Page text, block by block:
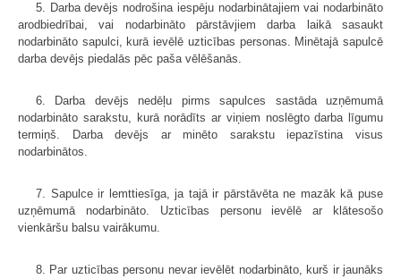
5. Darba devējs nodrošina iespēju nodarbinātajiem vai nodarbināto
arodbiedrībai, vai nodarbināto pārstāvjiem darba laikā sasaukt
nodarbināto sapulci, kurā ievēlē uzticības personas. Minētajā sapulcē
darba devējs piedalās pēc paša vēlēšanās.
6. Darba devējs nedēļu pirms sapulces sastāda uzņēmumā
nodarbināto sarakstu, kurā norādīts ar viņiem noslēgto darba līgumu
termiņš. Darba devējs ar minēto sarakstu iepazīstina visus
nodarbinātos.
7. Sapulce ir lemttiesīga, ja tajā ir pārstāvēta ne mazāk kā puse
uzņēmumā nodarbināto. Uzticības personu ievēlē ar klātesošo
vienkāršu balsu vairākumu.
8. Par uzticības personu nevar ievēlēt nodarbināto, kurš ir jaunāks